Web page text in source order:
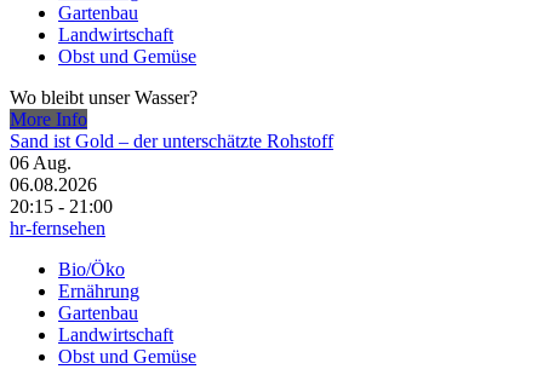
Gartenbau
Landwirtschaft
Obst und Gemüse
Wo bleibt unser Wasser?
More Info
Sand ist Gold – der unterschätzte Rohstoff
06 Aug.
06.08.2026
20:15 - 21:00
hr-fernsehen
Bio/Öko
Ernährung
Gartenbau
Landwirtschaft
Obst und Gemüse